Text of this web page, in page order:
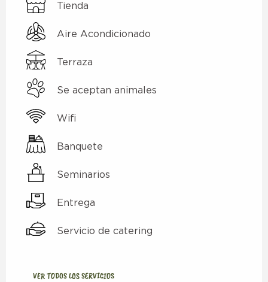
Tienda
Aire Acondicionado
Terraza
Se aceptan animales
Wifi
Banquete
Seminarios
Entrega
Servicio de catering
VER TODOS LOS SERVICIOS